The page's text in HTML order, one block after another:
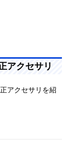
アクセサリ
アクセサリを紹